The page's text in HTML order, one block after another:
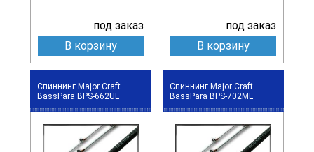
под заказ
В корзину
под заказ
В корзину
Спиннинг Major Craft
BassPara BPS-662UL
Спиннинг Major Craft
BassPara BPS-702ML